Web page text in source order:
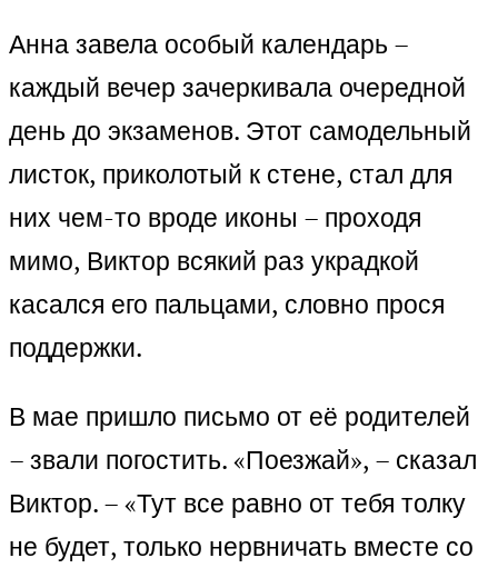
Анна завела особый календарь –
каждый вечер зачеркивала очередной
день до экзаменов. Этот самодельный
листок, приколотый к стене, стал для
них чем-то вроде иконы – проходя
мимо, Виктор всякий раз украдкой
касался его пальцами, словно прося
поддержки.
В мае пришло письмо от её родителей
– звали погостить. «Поезжай», – сказал
Виктор. – «Тут все равно от тебя толку
не будет, только нервничать вместе со